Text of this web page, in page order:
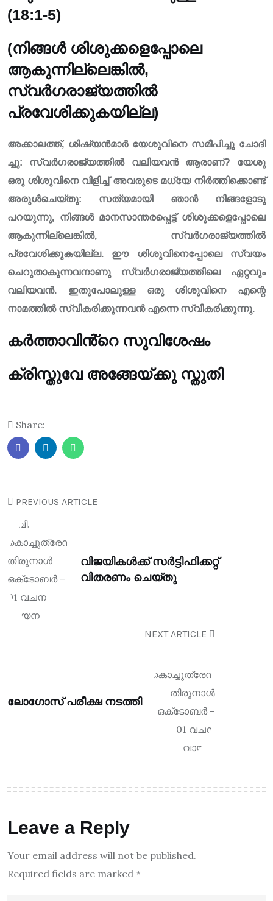
(18:1-5)
(നിങ്ങൾ ശിശുക്കളെപ്പോലെ
ആകുന്നില്ലെങ്കിൽ,
സ്വർഗരാജ്യത്തിൽ
പ്രവേശിക്കുകയില്ല)
അക്കാലത്ത്, ശിഷ്യൻമാർ യേശുവിനെ സമീപിച്ചു ചോദി
ച്ചു: സ്വർഗരാജ്യത്തിൽ വലിയവൻ ആരാണ്? യേശു
ഒരു ശിശുവിനെ വിളിച്ച് അവരുടെ മധ്യേ നിർത്തിക്കൊണ്ട്
അരുൾചെയ്‌തു: സത്യമായി ഞാൻ നിങ്ങളോടു
പറയുന്നു, നിങ്ങൾ മാനസാന്തരപ്പെട്ട് ശിശുക്കളെപ്പോലെ
ആകുന്നില്ലെങ്കിൽ, സ്വർഗരാജ്യത്തിൽ
പ്രവേശിക്കുകയില്ല. ഈ ശിശുവിനെപ്പോലെ സ്വയം
ചെറുതാകുന്നവനാണു സ്വർഗരാജ്യത്തിലെ ഏറ്റവും
വലിയവൻ. ഇതുപോലുള്ള ഒരു ശിശുവിനെ എന്റെ
നാമത്തിൽ സ്വീകരിക്കുന്നവൻ എന്നെ സ്വീകരിക്കുന്നു.
കർത്താവിൻ്റെ സുവിശേഷം
ക്രിസ്തുവേ അങ്ങേയ്ക്കു സ്തുതി
Share:
PREVIOUS ARTICLE
വിജയികൾക്ക് സർട്ടിഫിക്കറ്റ്
വിതരണം ചെയ്തു
NEXT ARTICLE
ലോഗോസ് പരീക്ഷ നടത്തി
Leave a Reply
Your email address will not be published.
Required fields are marked *